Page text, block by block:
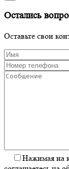
Остались
Оставьте свои
Нажимая на